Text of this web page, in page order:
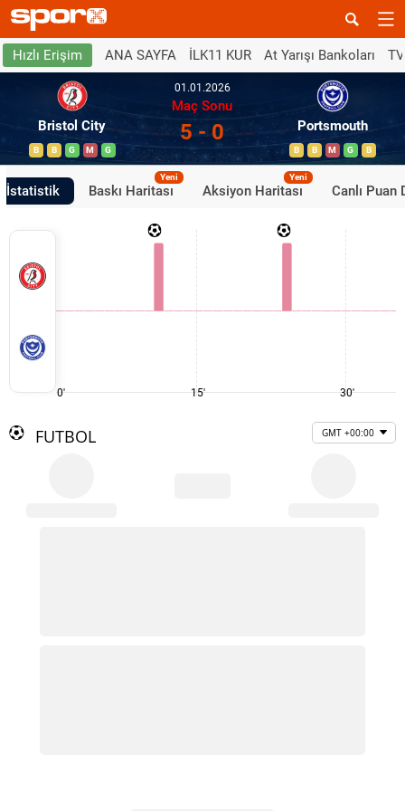
Hızlı Erişim ANA SAYFA İLK11 KUR At Yarışı Bankoları
Bristol City
B B G M G
01.01.2026
Maç Sonu
5 - 0 Portsmouth
B B M G B
İstatistik Baskı Haritası
Yeni
Aksiyon Haritası
Yeni
Canlı Puan
0' 15' 30'
FUTBOL GMT +00:00